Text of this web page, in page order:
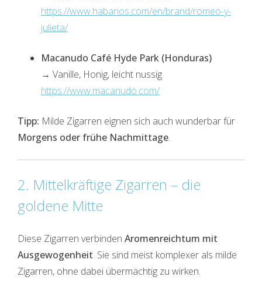
https://www.habanos.com/en/brand/romeo-y-
julieta/
Macanudo Café Hyde Park (Honduras)
→ Vanille, Honig, leicht nussig
https://www.macanudo.com/
Tipp: Milde Zigarren eignen sich auch wunderbar für
Morgens oder frühe Nachmittage.
2. Mittelkräftige Zigarren – die
goldene Mitte
Diese Zigarren verbinden Aromenreichtum mit
Ausgewogenheit. Sie sind meist komplexer als milde
Zigarren, ohne dabei übermächtig zu wirken.